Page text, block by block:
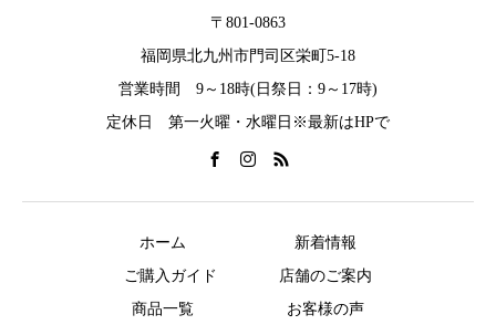
〒801-0863
福岡県北九州市門司区栄町5-18
営業時間 9～18時(日祭日：9～17時)
定休日 第一火曜・水曜日※最新はHPで
ホーム
新着情報
ご購入ガイド
店舗のご案内
商品一覧
お客様の声